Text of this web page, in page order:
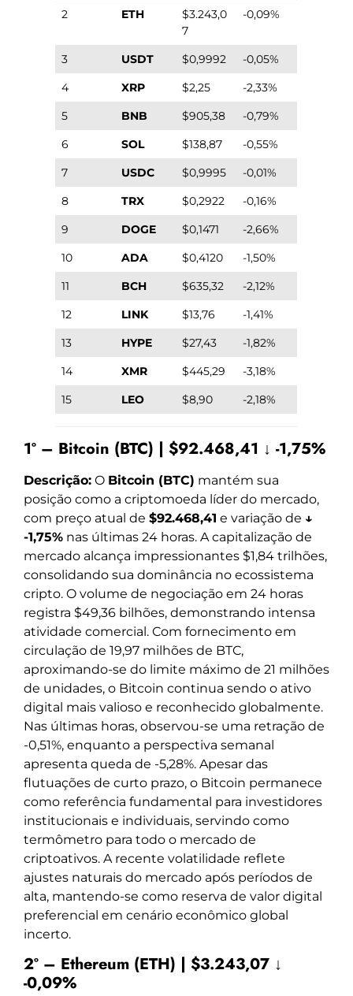
2 ETH
$3.243,0
7
-0,09%
3 USDT $0,9992
-0,05%
4
XRP $2,25
-2,33%
5
BNB $905,38
-0,79%
6
SOL $138,87
-0,55%
7
USDC $0,9995
-0,01%
8
TRX $0,2922
-0,16%
9
DOGE $0,1471
-2,66%
10
ADA $0,4120
-1,50%
11
BCH $635,32
-2,12%
12
LINK $13,76
-1,41%
13
HYPE $27,43
-1,82%
14
XMR $445,29
-3,18%
15
LEO $8,90 -2,18%
1º – Bitcoin (BTC) | $92.468,41 ↓ -1,75%
Descrição: O Bitcoin (BTC) mantém sua
posição como a criptomoeda líder do mercado,
com preço atual de $92.468,41 e variação de ↓
-1,75% nas últimas 24 horas. A capitalização de
mercado alcança impressionantes $1,84 trilhões,
consolidando sua dominância no ecossistema
cripto. O volume de negociação em 24 horas
registra $49,36 bilhões, demonstrando intensa
atividade comercial. Com fornecimento em
circulação de 19,97 milhões de BTC,
aproximando-se do limite máximo de 21 milhões
de unidades, o Bitcoin continua sendo o ativo
digital mais valioso e reconhecido globalmente.
Nas últimas horas, observou-se uma retração de
-0,51%, enquanto a perspectiva semanal
apresenta queda de -5,28%. Apesar das
flutuações de curto prazo, o Bitcoin permanece
como referência fundamental para investidores
institucionais e individuais, servindo como
termômetro para todo o mercado de
criptoativos. A recente volatilidade reflete
ajustes naturais do mercado após períodos de
alta, mantendo-se como reserva de valor digital
preferencial em cenário econômico global
incerto.
2º – Ethereum (ETH) | $3.243,07 ↓
-0,09%